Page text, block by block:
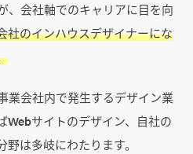
、会社軸でのキャリアに目を向
社のインハウスデザイナーにな
業会社内で発生するデザイン業
Webサイトのデザイン、自社の
は多岐にわたります。